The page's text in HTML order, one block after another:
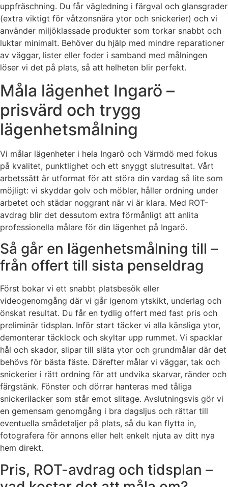
uppfräschning. Du får vägledning i färgval och glansgrader
(extra viktigt för våtzonsnära ytor och snickerier) och vi
använder miljöklassade produkter som torkar snabbt och
luktar minimalt. Behöver du hjälp med mindre reparationer
av väggar, lister eller foder i samband med målningen
löser vi det på plats, så att helheten blir perfekt.
Måla lägenhet Ingarö –
prisvärd och trygg
lägenhetsmålning
Vi målar lägenheter i hela Ingarö och Värmdö med fokus
på kvalitet, punktlighet och ett snyggt slutresultat. Vårt
arbetssätt är utformat för att störa din vardag så lite som
möjligt: vi skyddar golv och möbler, håller ordning under
arbetet och städar noggrant när vi är klara. Med ROT-
avdrag blir det dessutom extra förmånligt att anlita
professionella målare för din lägenhet på Ingarö.
Så går en lägenhetsmålning till –
från offert till sista penseldrag
Först bokar vi ett snabbt platsbesök eller
videogenomgång där vi går igenom ytskikt, underlag och
önskat resultat. Du får en tydlig offert med fast pris och
preliminär tidsplan. Inför start täcker vi alla känsliga ytor,
demonterar täcklock och skyltar upp rummet. Vi spacklar
hål och skador, slipar till släta ytor och grundmålar där det
behövs för bästa fäste. Därefter målar vi väggar, tak och
snickerier i rätt ordning för att undvika skarvar, ränder och
färgstänk. Fönster och dörrar hanteras med tåliga
snickerilacker som står emot slitage. Avslutningsvis gör vi
en gemensam genomgång i bra dagsljus och rättar till
eventuella smådetaljer på plats, så du kan flytta in,
fotografera för annons eller helt enkelt njuta av ditt nya
hem direkt.
Pris, ROT-avdrag och tidsplan –